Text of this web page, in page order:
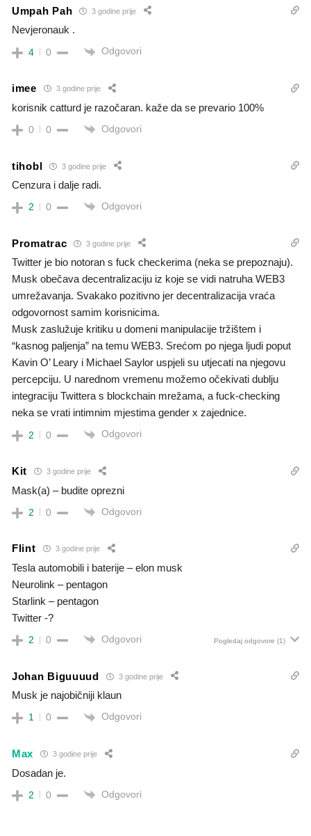
Umpah Pah 3 godine prije
Nevjeronauk .
4 0 Odgovori
imee 3 godine prije
korisnik catturd je razočaran. kaže da se prevario 100%
0 0 Odgovori
tihobl 3 godine prije
Cenzura i dalje radi.
2 0 Odgovori
Promatrac 3 godine prije
Twitter je bio notoran s fuck checkerima (neka se prepoznaju).
Musk obečava decentralizaciju iz koje se vidi natruha WEB3
umrežavanja. Svakako pozitivno jer decentralizacija vraća
odgovornost samim korisnicima.
Musk zaslužuje kritiku u domeni manipulacije tržištem i
“kasnog paljenja” na temu WEB3. Srećom po njega ljudi poput
Kavin O’ Leary i Michael Saylor uspjeli su utjecati na njegovu
percepciju. U narednom vremenu možemo očekivati dublju
integraciju Twittera s blockchain mrežama, a fuck-checking
neka se vrati intimnim mjestima gender x zajednice.
2 0 Odgovori
Kit 3 godine prije
Mask(a) – budite oprezni
2 0 Odgovori
Flint 3 godine prije
Tesla automobili i baterije – elon musk
Neurolink – pentagon
Starlink – pentagon
Twitter -?
2 0 Odgovori Pogledaj odgovore (1)
Johan Biguuuud 3 godine prije
Musk je najobičniji klaun
1 0 Odgovori
Max 3 godine prije
Dosadan je.
2 0 Odgovori